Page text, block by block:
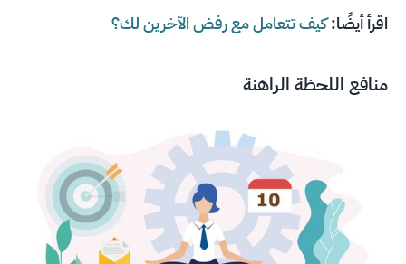
اقرأ أيضًا:كيف تتعامل مع رفض الآخرين لك؟
منافع اللحظة الراهنة